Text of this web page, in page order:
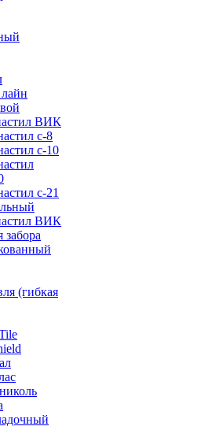
ВИК
с-8
с-10
с-21
ВИК
забора
(гибкая